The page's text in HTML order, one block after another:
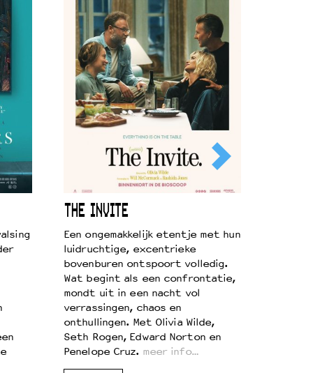
THE INVITE
Een ongemakkelijk etentje met hun
luidruchtige, excentrieke
bovenburen ontspoort volledig.
Wat begint als een confrontatie,
mondt uit in een nacht vol
verrassingen, chaos en
onthullingen. Met Olivia Wilde,
Seth Rogen, Edward Norton en
Penelope Cruz. meer info…